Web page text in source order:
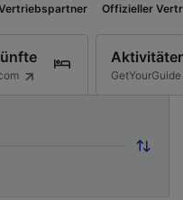
Offizieller Vertriebspartner
GetYourGuide